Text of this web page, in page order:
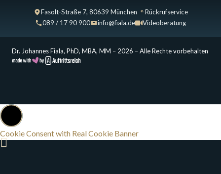
Fasolt-Straße 7, 80639 München
Rückrufservice
089 / 17 90 900
info@fiala.de Videoberatung
Dr. Johannes Fiala, PhD, MBA, MM – 2026 – Alle Rechte vorbehalten
Cookie Consent with Real Cookie Banner